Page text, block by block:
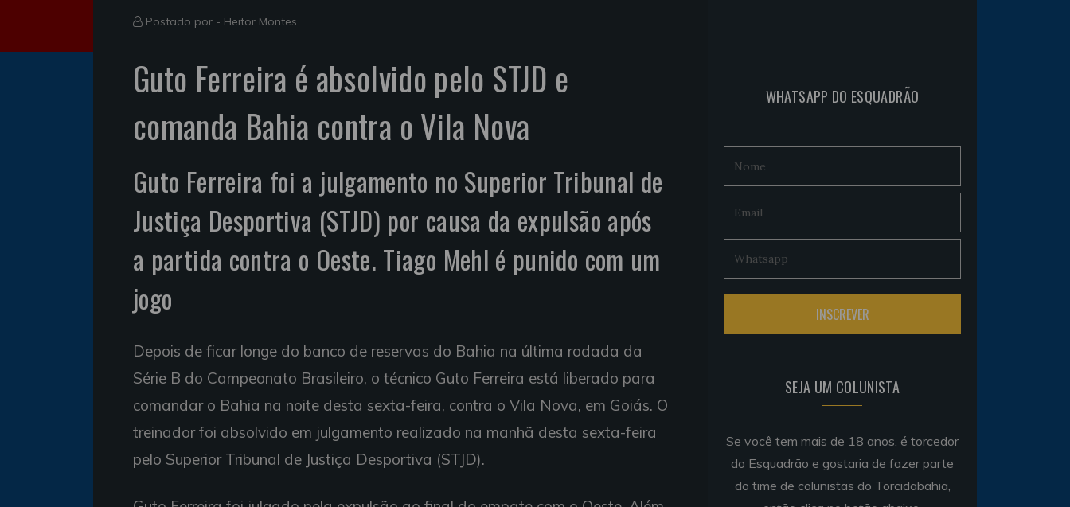
Postado por - Heitor Montes
Guto Ferreira é absolvido pelo STJD e
comanda Bahia contra o Vila Nova
Guto Ferreira foi a julgamento no Superior Tribunal de
Justiça Desportiva (STJD) por causa da expulsão após
a partida contra o Oeste. Tiago Mehl é punido com um
jogo
Depois de ficar longe do banco de reservas do Bahia na última rodada da
Série B do Campeonato Brasileiro, o técnico Guto Ferreira está liberado para
comandar o Bahia na noite desta sexta-feira, contra o Vila Nova, em Goiás. O
treinador foi absolvido em julgamento realizado na manhã desta sexta-feira
pelo Superior Tribunal de Justiça Desportiva (STJD).
WHATSAPP DO ESQUADRÃO
SEJA UM COLUNISTA
Se você tem mais de 18 anos, é torcedor
do Esquadrão e gostaria de fazer parte
do time de colunistas do Torcidabahia,